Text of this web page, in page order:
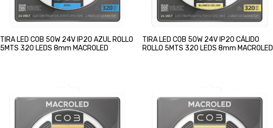
TIRA LED COB 50W 24V IP20 AZUL ROLLO
5MTS 320 LEDS 8mm MACROLED
TIRA LED COB 50W 24V IP20 CÁLIDO
ROLLO 5MTS 320 LEDS 8mm MACROLED